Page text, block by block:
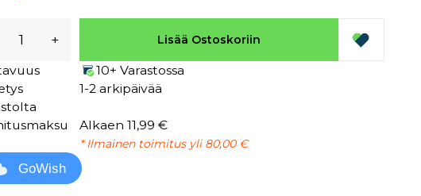
+ Lisää Ostoskoriin
10+ Varastossa
1-2 arkipäivää
Alkaen 11,99 €
* Ilmainen toimitus yli 80,00 €
GoWish